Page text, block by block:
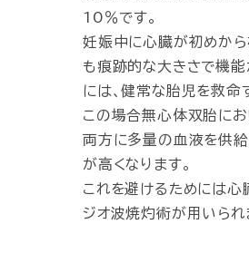
10％です。
妊娠中に心臓が初めから
も痕跡的な大きさで機能
には、健常な胎児を救命
この場合無心体双胎に
両方に多量の血液を供
が高くなります。
これを避けるためには
ジオ波焼灼術が用いられ